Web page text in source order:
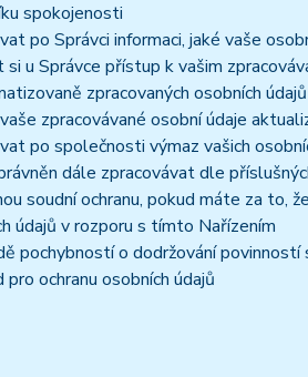
spokojenosti
po Správci informaci, jaké vaše
si u Správce přístup k vašim
zpracovaných osobních
zpracovávané osobní údaje
po společnosti výmaz vašich
dále zpracovávat dle
soudní ochranu, pokud máte za to,
údajů v rozporu s tímto Nařízením
pochybností o dodržování povinností
pro ochranu osobních údajů